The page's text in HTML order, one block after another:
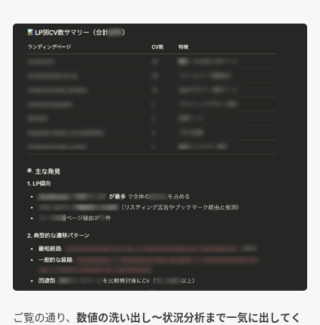
ご覧の通り、 数値の洗い出し〜状況分析まで一気に出してく